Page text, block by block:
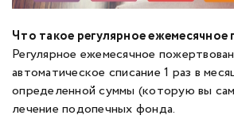
Что такое регулярное
Регулярное ежемесячное
автоматическое списание 1 раз в
определенной суммы (которую вы
лечение подопечных фонда.